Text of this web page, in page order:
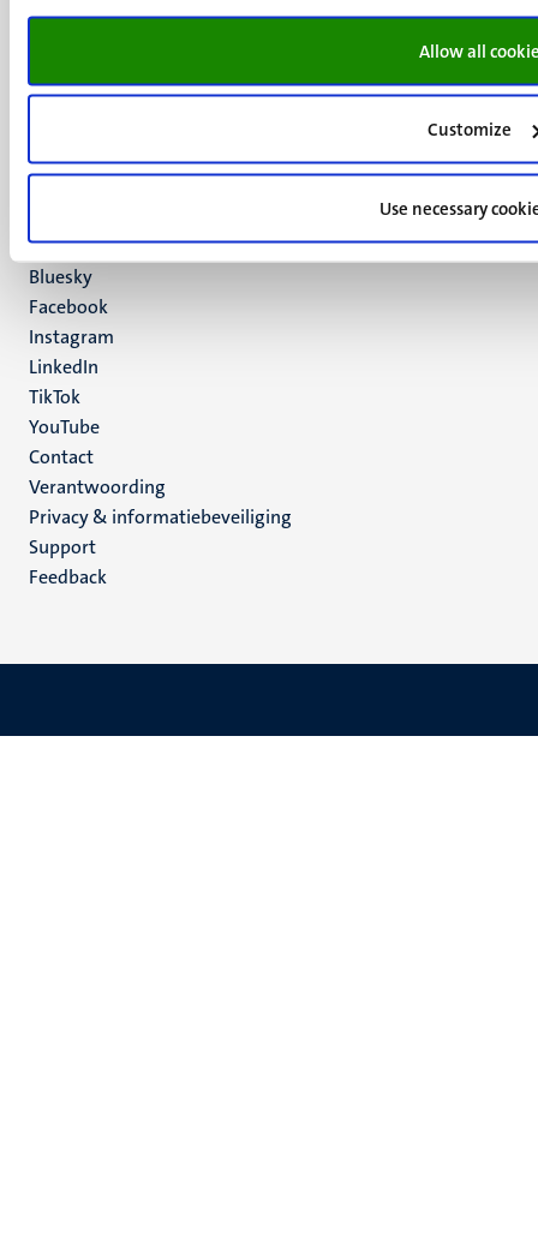
Allow all
Customize
Use necessary
Minderbroedersberg 4-6
+31 43 388 2222
UM postal address
Maastricht
Social
media
Bluesky
Facebook
Instagram
LinkedIn
TikTok
YouTube
Menu
footer
(NL)
Contact
Verantwoording
Privacy & informatiebeveiliging
Support
Feedback